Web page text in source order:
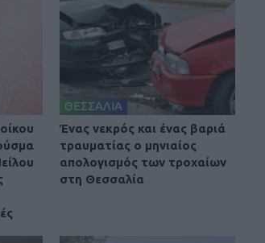
ΘΕΣΣΑΛΙΑ
Ένας νεκρός και ένας βαριά
τραυματίας ο μηνιαίος
απολογισμός των τροχαίων
στη Θεσσαλία